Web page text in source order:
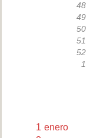
48
49
50
51
52
1
1 enero